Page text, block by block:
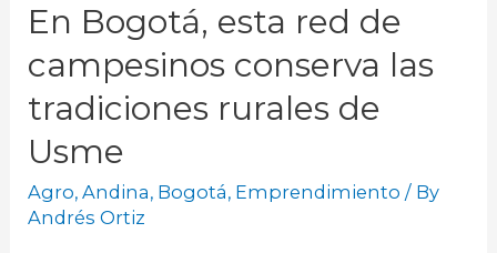
En Bogotá, esta red de
campesinos conserva las
tradiciones rurales de
Usme
Agro,Andina, Bogotá, Emprendimiento / By
Andrés Ortiz